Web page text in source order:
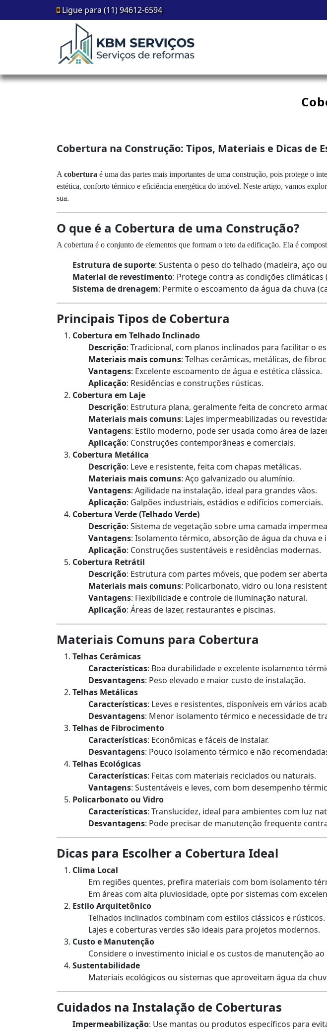
Ligue para (11) 94612-6594
Cobertura na Construção: Tipos, Materiais e Dicas de
A cobertura é uma das partes mais importantes de uma construção, pois protege o
estética, conforto térmico e eficiência energética do imóvel. Neste artigo, vamos
sua.
O que é a Cobertura de uma Construção?
A cobertura é o conjunto de elementos que formam o teto da edificação. Ela é
Estrutura de suporte: Sustenta o peso do telhado (madeira, aço
Material de revestimento: Protege contra as condições
Sistema de drenagem: Permite o escoamento da água da chuva
Principais Tipos de Cobertura
Cobertura em Telhado Inclinado
Descrição: Tradicional, com planos inclinados para facilitar o
Materiais mais comuns: Telhas cerâmicas, metálicas, de
Vantagens: Excelente escoamento de água e estética clássica.
Aplicação: Residências e construções rústicas.
Cobertura em Laje
Descrição: Estrutura plana, geralmente feita de concreto
Materiais mais comuns: Lajes impermeabilizadas ou
Vantagens: Estilo moderno, pode ser usada como área de
Aplicação: Construções contemporâneas e comerciais.
Cobertura Metálica
Descrição: Leve e resistente, feita com chapas metálicas.
Materiais mais comuns: Aço galvanizado ou alumínio.
Vantagens: Agilidade na instalação, ideal para grandes vãos.
Aplicação: Galpões industriais, estádios e edifícios comerciais.
Cobertura Verde (Telhado Verde)
Descrição: Sistema de vegetação sobre uma camada
Vantagens: Isolamento térmico, absorção de água da chuva
Aplicação: Construções sustentáveis e residências modernas.
Cobertura Retrátil
Descrição: Estrutura com partes móveis, que podem ser
Materiais mais comuns: Policarbonato, vidro ou lona
Vantagens: Flexibilidade e controle de iluminação natural.
Aplicação: Áreas de lazer, restaurantes e piscinas.
Materiais Comuns para Cobertura
Telhas Cerâmicas
Características: Boa durabilidade e excelente isolamento
Desvantagens: Peso elevado e maior custo de instalação.
Telhas Metálicas
Características: Leves e resistentes, disponíveis em vários
Desvantagens: Menor isolamento térmico e necessidade de
Telhas de Fibrocimento
Características: Econômicas e fáceis de instalar.
Desvantagens: Pouco isolamento térmico e não
Telhas Ecológicas
Características: Feitas com materiais reciclados ou naturais.
Vantagens: Sustentáveis e leves, com bom desempenho
Policarbonato ou Vidro
Características: Translucidez, ideal para ambientes com luz
Desvantagens: Pode precisar de manutenção frequente
Dicas para Escolher a Cobertura Ideal
Clima Local
Em regiões quentes, prefira materiais com bom isolamento
Em áreas com alta pluviosidade, opte por sistemas com
Estilo Arquitetônico
Telhados inclinados combinam com estilos clássicos e rústicos.
Lajes e coberturas verdes são ideais para projetos modernos.
Custo e Manutenção
Considere o investimento inicial e os custos de manutenção
Sustentabilidade
Materiais ecológicos ou sistemas que aproveitam água da
Cuidados na Instalação de Coberturas
Impermeabilização: Use mantas ou produtos específicos para